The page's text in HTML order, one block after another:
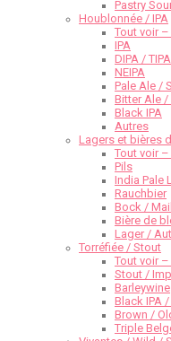
Pastry
Houblonnée / IPA
Tout voir
IPA
DIPA /
NEIPA
Pale Ale /
Bitter Ale /
Black IPA
Autres
Lagers et bières
Tout voir
Pils
India Pale
Rauchbier
Bock /
Bière de
Lager /
Torréfiée / Stout
Tout voir
Stout /
Barleywine
Black IPA
Brown /
Triple